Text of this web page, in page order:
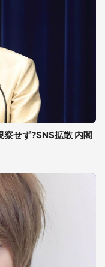
せず?SNS拡散 内閣